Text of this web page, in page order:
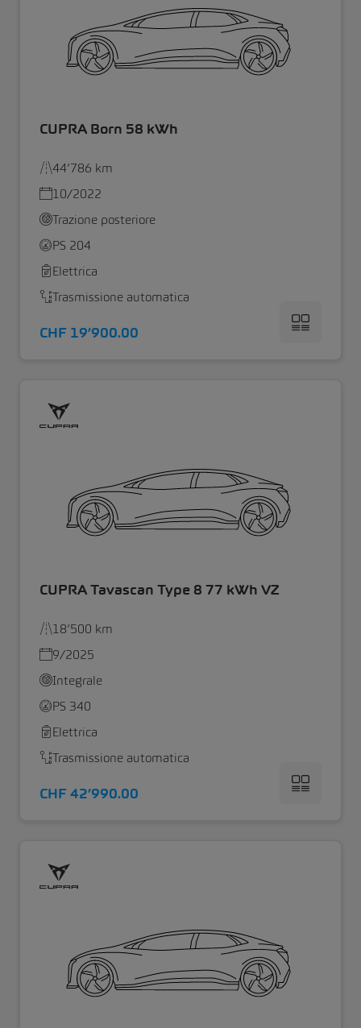
CUPRA Born 58 kWh
44’786 km
10/2022
Trazione posteriore
PS 204
Elettrica
Trasmissione automatica
CHF 19’900.00
CUPRA Tavascan Type 8 77 kWh VZ
18’500 km
9/2025
Integrale
PS 340
Elettrica
Trasmissione automatica
CHF 42’990.00